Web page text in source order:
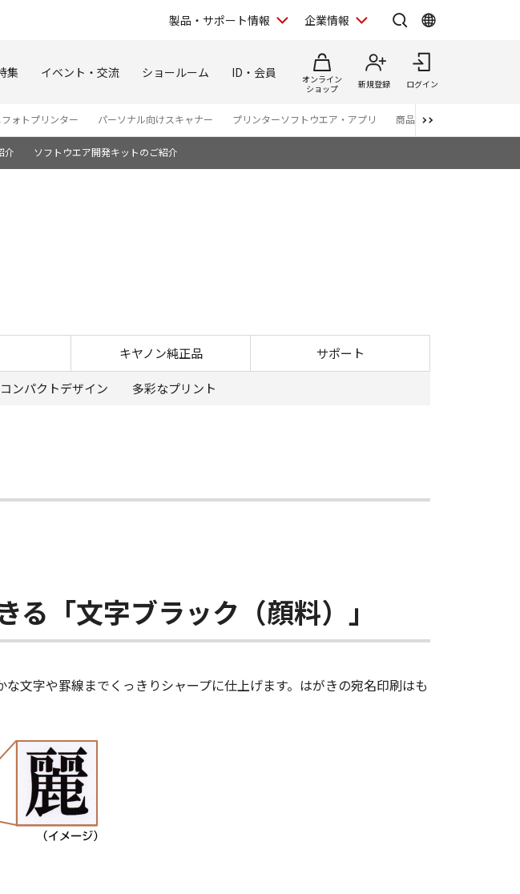
製品・サポート情報 企業情報
集 イベント・交流 ショールーム ID・会員
オンライン
ショップ
新規登録 ログイン
フォトプリンター パーソナル向けスキャナー プリンターソフトウエア・アプリ 商品カタログ
介 ソフトウエア開発キットのご紹介
いプリント PIXUS TS203
キヤノン純正品 サポート
コンパクトデザイン 多彩なプリント
「文字ブラック（顔料）」
文字や罫線までくっきりシャープに仕上げます。はがきの宛名印刷はも